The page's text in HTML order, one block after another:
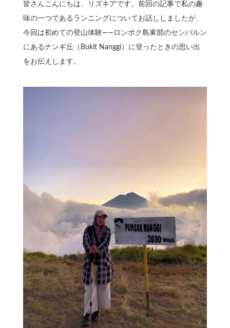
皆さんこんにちは、リズキアです。前回の記事で私の趣
味の一つであるランニングについてお話ししましたが、
今回は初めての登山体験――ロンボク島東部のセンバルン
にあるナンギ丘（Bukit Nanggi） に登ったときの思い出
をお伝えします。